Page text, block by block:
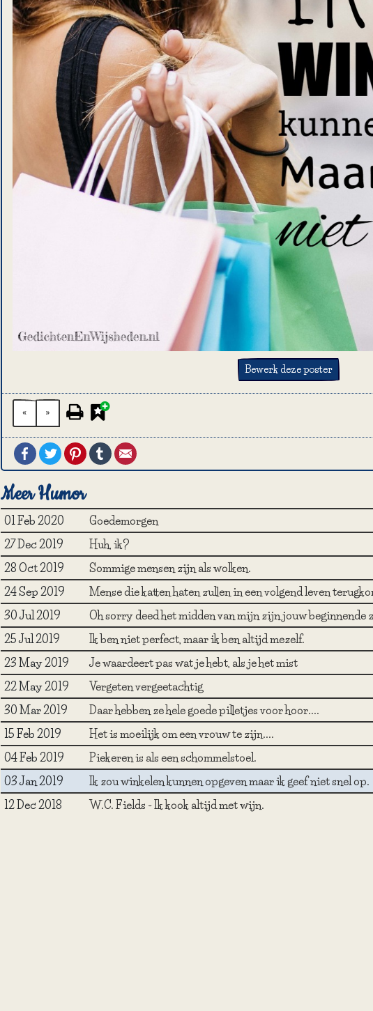
Bewerk deze poster
« »
FacebookTwitterPinterestTumblr
Meer Humor
01 Feb 2020 Goedemorgen
27 Dec 2019
Huh, ik?
28 Oct 2019
Sommige mensen zijn als wolken.
24 Sep 2019
Mense die katten haten zullen in een volgend leven
30 Jul 2019
Oh sorry deed het midden van mijn zijn jouw beginnende
25 Jul 2019
Ik ben niet perfect, maar ik ben altijd mezelf.
23 May 2019
Je waardeert pas wat je hebt, als je het mist
22 May 2019
Vergeten vergeetachtig
30 Mar 2019
Daar hebben ze hele goede pilletjes voor hoor....
15 Feb 2019
Het is moeilijk om een vrouw te zijn....
04 Feb 2019
Piekeren is als een schommelstoel.
03 Jan 2019
Ik zou winkelen kunnen opgeven maar ik geef niet snel op.
12 Dec 2018
W.C. Fields - Ik kook altijd met wijn.